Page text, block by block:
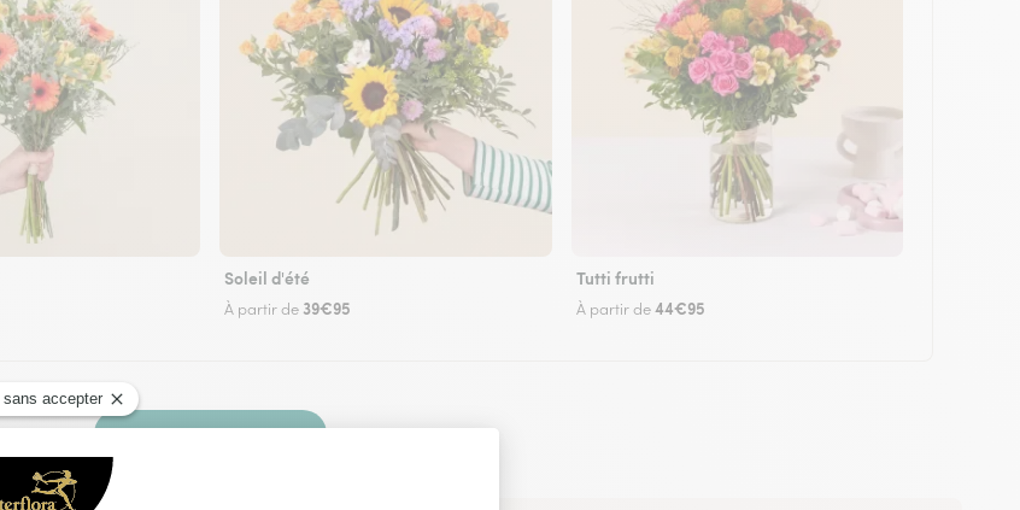
Soleil d'été
À partir de 39€95
Tutti frutti
À partir de44€95
Faire livrer des fleurs